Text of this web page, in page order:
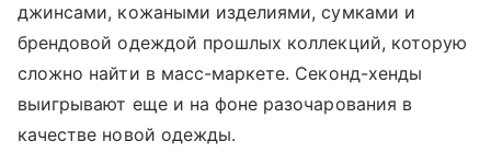
джинсами, кожаными изделиями, сумками и
брендовой одеждой прошлых коллекций, которую
сложно найти в масс-маркете. Секонд-хенды
выигрывают еще и на фоне разочарования в
качестве новой одежды.